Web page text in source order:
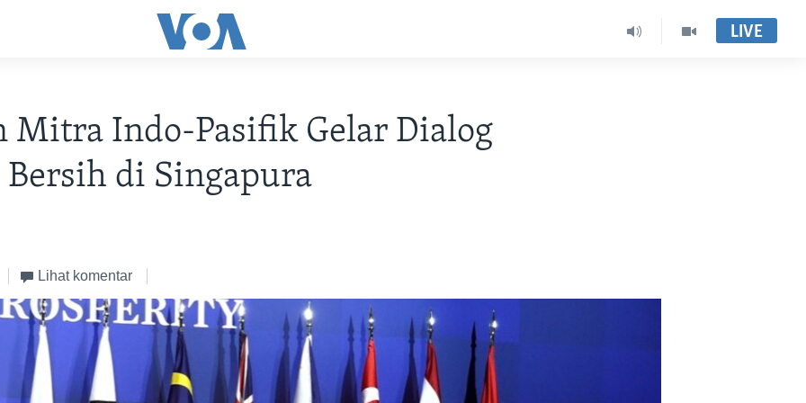
LIVE
Mitra Indo-Pasifik Gelar Dialog
Bersih di Singapura
Lihat komentar